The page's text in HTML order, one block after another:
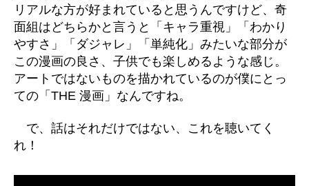
リアルな方が好まれていると思うんですけど、奇
面組はどちらかと言うと「キャラ重視」「わかり
やすさ」「ダジャレ」「単純化」みたいな部分が
この漫画の良さ、子供でも楽しめるような感じ。
アートではないものを描かれているのが僕にとっ
ての「THE 漫画」なんですね。
で、話はそれだけではない、これを聴いてく
れ！